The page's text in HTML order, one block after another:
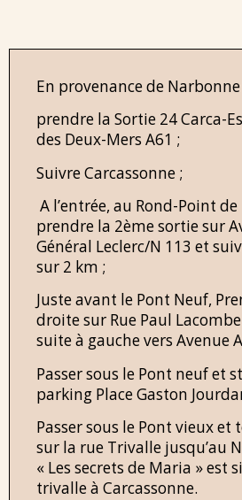
En provenance de Narbonne
prendre la Sortie 24 Carca-
des Deux-Mers A61 ;
Suivre Carcassonne ;
A l’entrée, au Rond-Point de
prendre la 2ème sortie sur
Général Leclerc/N 113 et
sur 2 km ;
Juste avant le Pont Neuf,
droite sur Rue Paul
suite à gauche vers Avenue
Passer sous le Pont neuf et
parking Place Gaston
Passer sous le Pont vieux et
sur la rue Trivalle jusqu’au
« Les secrets de Maria » est
trivalle à Carcassonne.